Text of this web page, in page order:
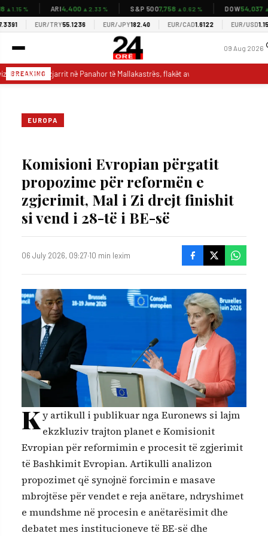
% 4,400▲2.33 % S&P 500 7,758▲0.62 % DOW54,037
EUR/TRY55.1236 EUR/JPY182.40 EUR/CAD1.6122 EUR/USD1.1548
09 Aug 2026
BREAKING
vatra e zjarrit në Panahor të Mallakastrës, flakët avancojnë drejt Greshicës
EUROPA
Komisioni Evropian përgatit
propozime për reformën e
zgjerimit, Mal i Zi drejt finishit
si vend i 28-të i BE-së
06 July 2026, 09:27·10 min lexim
Ky artikull i publikuar nga Euronews si lajm
ekzkluziv trajton planet e Komisionit
Evropian për reformimin e procesit të zgjerimit
të Bashkimit Evropian. Artikulli analizon
propozimet që synojnë forcimin e masave
mbrojtëse për vendet e reja anëtare, ndryshimet
e mundshme në procesin e anëtarësimit dhe
debatet mes institucioneve të BE-së dhe